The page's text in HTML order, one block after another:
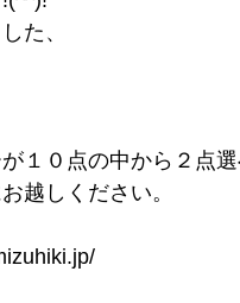
た、
１０点の中から２点
越しください。